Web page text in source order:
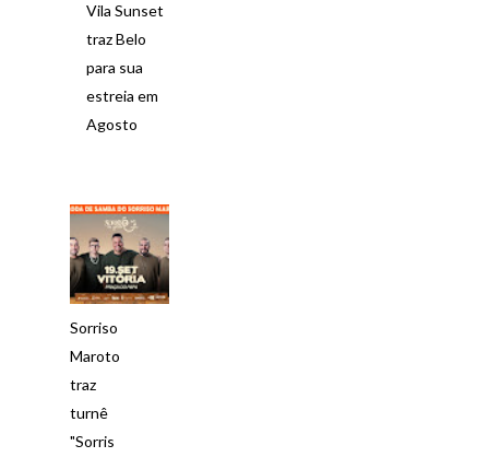
Vila Sunset
traz Belo
para sua
estreia em
Agosto
Sorriso
Maroto
traz
turnê
"Sorris